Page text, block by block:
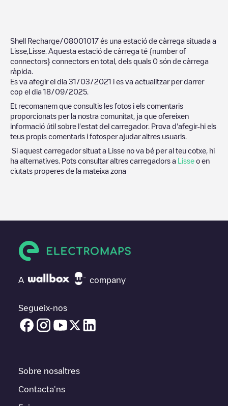
Shell Recharge/08001017 és una estació de càrrega situada a
Lisse Lisse . Aquesta estació de càrrega té {number of
connectors} connectors en total, dels quals 0 són de càrrega
ràpida.
Es va afegir el dia 31/03/2021 i es va actualitzar per darrer
cop el dia 18/09/2025
Et recomanem que consultis les fotos i els comentaris
proporcionats per la nostra comunitat, ja que ofereixen
informació útil sobre l'estat del carregador. Prova d'afegir-hi els
teus propis comentaris i fotosper ajudar altres usuaris.
Si aquest carregador situat a Lisse no va bé per al teu cotxe, hi
ha alternatives. Pots consultar altres carregadors a Lisse o en
ciutats properes de la mateixa zona
A company
Segueix-nos
Sobre nosaltres
Contacta'ns